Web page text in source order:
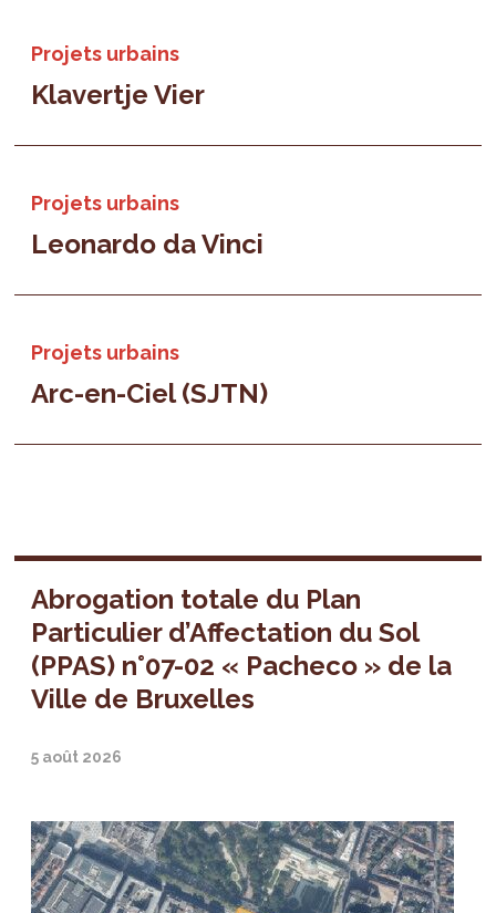
Projets urbains
Klavertje Vier
Projets urbains
Leonardo da Vinci
Projets urbains
Arc-en-Ciel (SJTN)
Abrogation totale du Plan
Particulier d’Affectation du Sol
(PPAS) n°07-02 « Pacheco » de la
Ville de Bruxelles
5 août 2026